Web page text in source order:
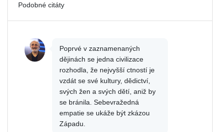
Podobné citáty
Poprvé v zaznamenaných
dějinách se jedna civilizace
rozhodla, že nejvyšší ctností je
vzdát se své kultury, dědictví,
svých žen a svých dětí, aniž by
se bránila. Sebevražedná
empatie se ukáže být zkázou
Západu.